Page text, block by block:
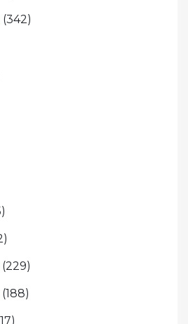
(342)
(229)
(188)